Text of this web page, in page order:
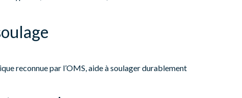
reconnue par l’OMS, aide à soulager durablement